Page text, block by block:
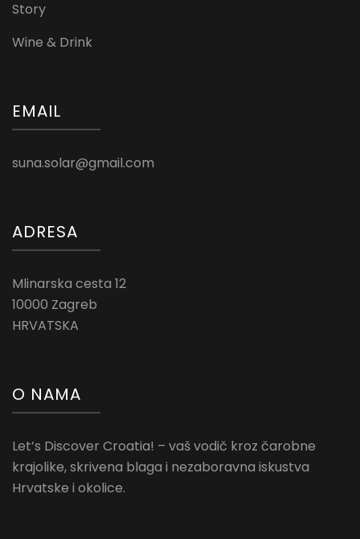
Story
Wine & Drink
EMAIL
suna.solar@gmail.com
ADRESA
Mlinarska cesta 12
10000 Zagreb
HRVATSKA
O NAMA
Let’s Discover Croatia! – vaš vodič kroz čarobne
krajolike, skrivena blaga i nezaboravna iskustva
Hrvatske i okolice.